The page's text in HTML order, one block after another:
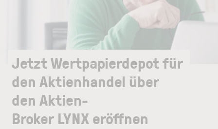
Jetzt Wertpapierdepot für
den Aktienhandel über
den Aktien-
Broker LYNX eröffnen